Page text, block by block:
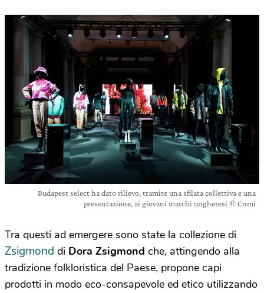
Budapest select ha dato rilievo, tramite una sfilata collettiva e una
presentazione, ai giovani marchi ungheresi © Cnmi
Tra questi ad emergere sono state la collezione di
Zsigmond di Dora Zsigmond che, attingendo alla
tradizione folkloristica del Paese, propone capi
prodotti in modo eco-consapevole ed etico utilizzando